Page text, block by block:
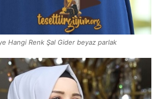
Hangi Renk Şal Gider beyaz parlak